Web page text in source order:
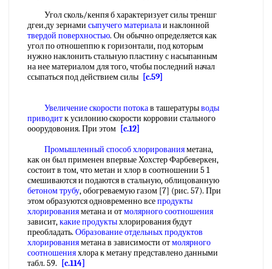
Угол сколь/кенпя б характеризует силы треншг
дгеи.ду зернами сыпучего материалаи наклонной
твердой поверхностью. Он обычно определяется как
угол по отношеппю к горизонтали, под которым
нужно наклонить стальную пластину с насыпанным
на нее материалом для того, чтобы последний начал
ссыпаться под действием силы [c.59]
Увеличение скорости потокав ташературыводы
приводитк усилонию скорости корровии стального
ооорудовония. При этом [c.12]
Промышленный способ хлорированияметана,
как он был применен впервые Хохстер Фарбеверкен,
состоит в том, что метан и хлор в соотношении 5 1
смешиваются и подаются в стальную, облицованную
бетоном трубу, обогреваемую газом [7] (рис. 57). При
этом образуются одновременно всепродукты
хлорированияметана и отмолярного соотношения
зависит,какие продуктыхлорирования будут
преобладать. Образование отдельныхпродуктов
хлорированияметана в зависимости отмолярного
соотношенияхлора к метану представлено данными
табл. 59.
[c.114]